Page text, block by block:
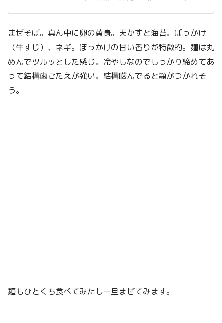
まぜそば。真ん中に卵の黄身。天かすと海苔。ぼっかけ
（牛すじ）、ネギ。ぼっかけの甘い香りが特徴的。麺は丸
めんでツルッとした感じ。冷やしなのでしっかり締めてあ
って結構歯ごたえが強い。結構噛んでると顎がつかれそ
う。
麺もひとくち食べてみたし一旦まぜてみます。